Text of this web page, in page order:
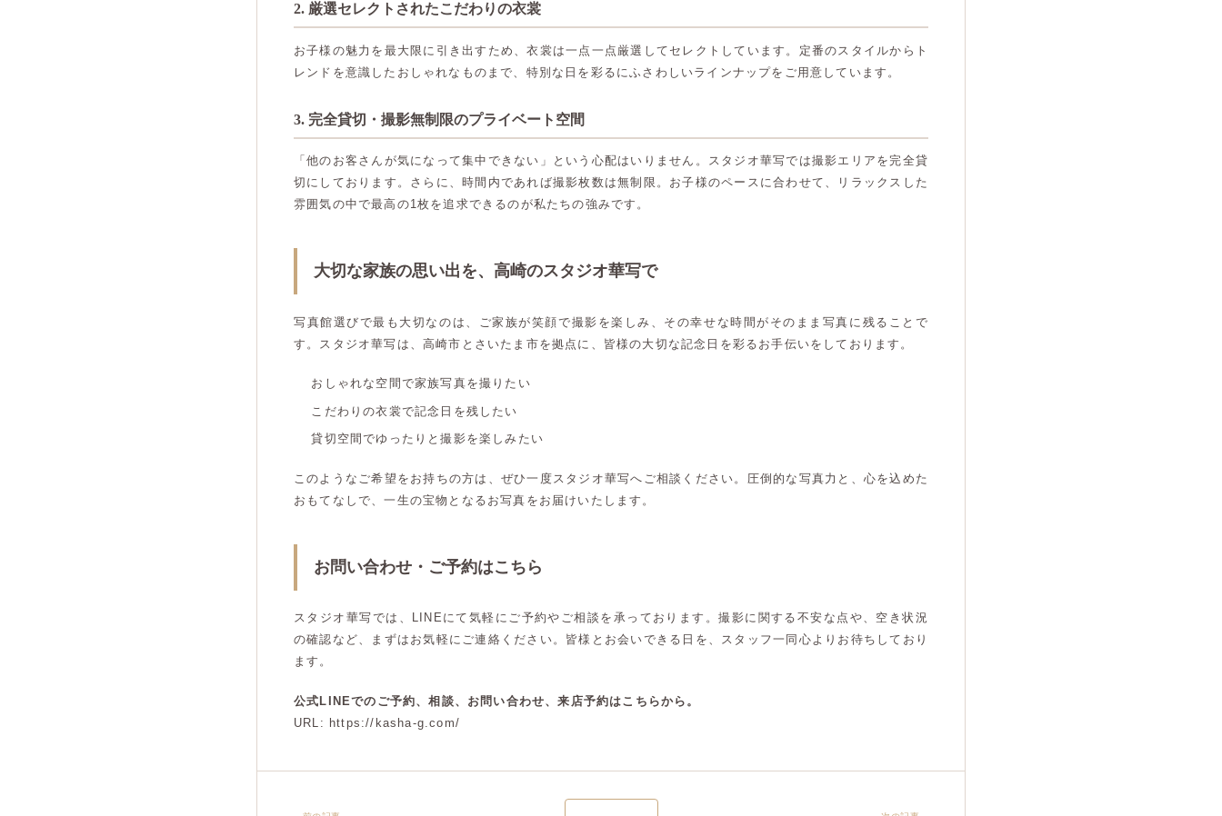
2. 厳選セレクトされたこだわりの衣裳
お子様の魅力を最大限に引き出すため、衣裳は一点一点厳選してセレクトしています。定番のスタイルからト
レンドを意識したおしゃれなものまで、特別な日を彩るにふさわしいラインナップをご用意しています。
3. 完全貸切・撮影無制限のプライベート空間
「他のお客さんが気になって集中できない」という心配はいりません。スタジオ華写では撮影エリアを完全貸
切にしております。さらに、時間内であれば撮影枚数は無制限。お子様のペースに合わせて、リラックスした
雰囲気の中で最高の1枚を追求できるのが私たちの強みです。
大切な家族の思い出を、高崎のスタジオ華写で
写真館選びで最も大切なのは、ご家族が笑顔で撮影を楽しみ、その幸せな時間がそのまま写真に残ることで
す。スタジオ華写は、高崎市とさいたま市を拠点に、皆様の大切な記念日を彩るお手伝いをしております。
おしゃれな空間で家族写真を撮りたい
こだわりの衣裳で記念日を残したい
貸切空間でゆったりと撮影を楽しみたい
このようなご希望をお持ちの方は、ぜひ一度スタジオ華写へご相談ください。圧倒的な写真力と、心を込めた
おもてなしで、一生の宝物となるお写真をお届けいたします。
お問い合わせ・ご予約はこちら
スタジオ華写では、LINEにて気軽にご予約やご相談を承っております。撮影に関する不安な点や、空き状況
の確認など、まずはお気軽にご連絡ください。皆様とお会いできる日を、スタッフ一同心よりお待ちしており
ます。
公式LINEでのご予約、相談、お問い合わせ、来店予約はこちらから。
URL: https://kasha-g.com/